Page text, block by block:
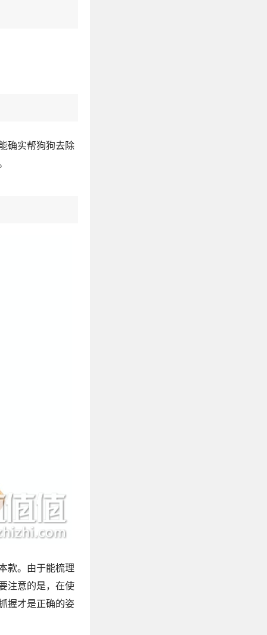
确实帮狗狗去除
款。由于能梳理
注意的是，在使
握才是正确的姿